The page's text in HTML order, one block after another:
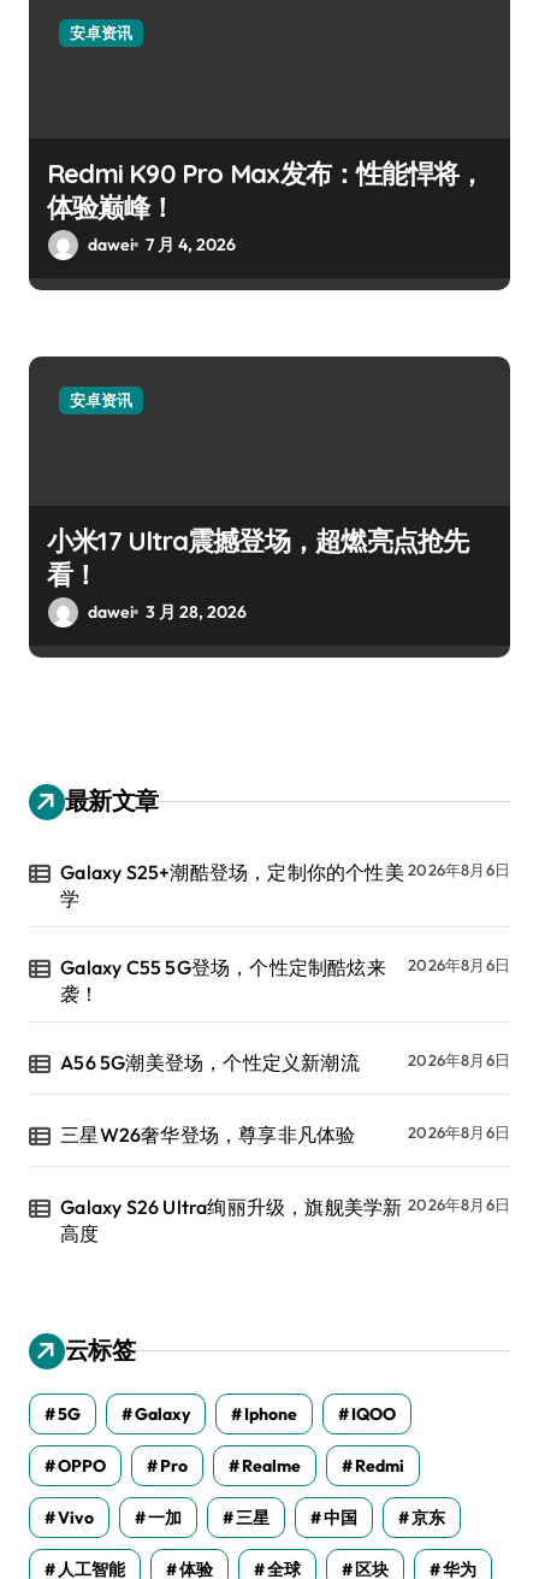
安卓资讯
Redmi K90 Pro Max发布：性能悍将，
体验巅峰！
dawei 7 月 4, 2026
安卓资讯
小米17 Ultra震撼登场，超燃亮点抢先
看！
dawei 3 月 28, 2026
最新文章
Galaxy S25+潮酷登场，定制你的个性美
学
2026年8月6日
Galaxy C55 5G登场，个性定制酷炫来
袭！
2026年8月6日
A56 5G潮美登场，个性定义新潮流 2026年8月6日
三星W26奢华登场，尊享非凡体验 2026年8月6日
Galaxy S26 Ultra绚丽升级，旗舰美学新
高度
2026年8月6日
云标签
5G Galaxy Iphone IQOO
OPPO Pro Realme Redmi
Vivo 一加 三星 中国 京东
人工智能 体验 全球 区块 华为